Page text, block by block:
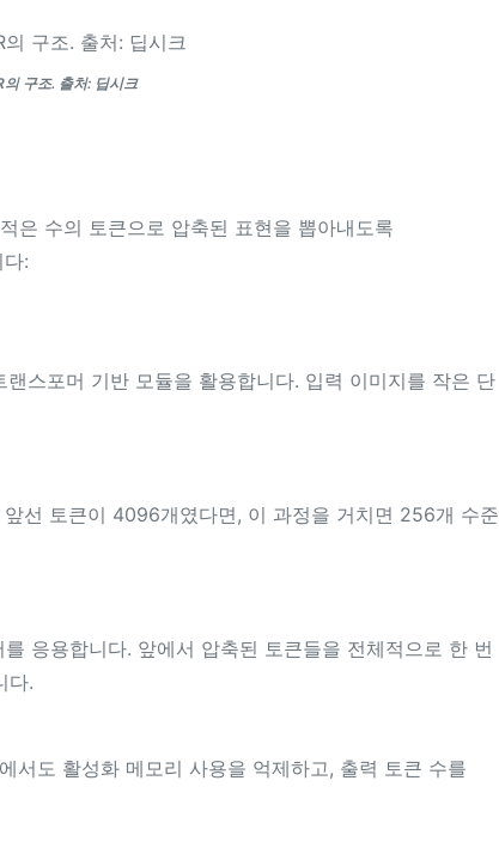
구조. 출처: 딥시크
은 수의 토큰으로 압축된 표현을 뽑아내도록
:
스포머 기반 모듈을 활용합니다. 입력 이미지를 작은 단
선 토큰이 4096개였다면, 이 과정을 거치면 256개 수준
응용합니다. 앞에서 압축된 토큰들을 전체적으로 한 번
다.
서도 활성화 메모리 사용을 억제하고, 출력 토큰 수를